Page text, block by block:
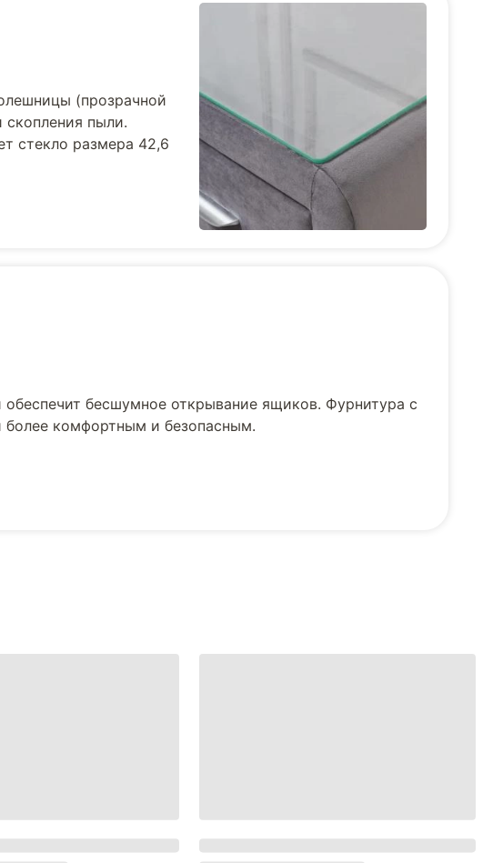
(прозрачной
скопления пыли.
стекло размера 42,6
бесшумное открывание ящиков. Фурнитура с
более комфортным и безопасным.